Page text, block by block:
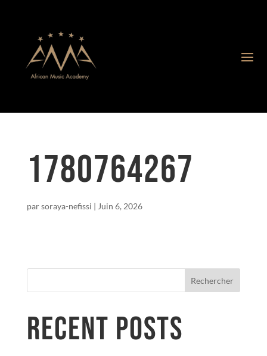
1780764267
parsoraya-nefissi | Juin 6, 2026
Rechercher
RECENT POSTS